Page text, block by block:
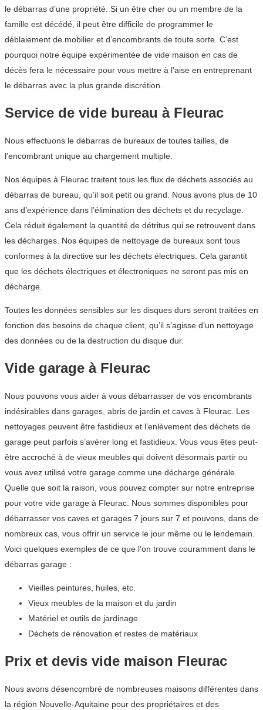
le débarras d’une propriété. Si un être cher ou un membre de la
famille est décédé, il peut être difficile de programmer le
déblaiement de mobilier et d’encombrants de toute sorte. C’est
pourquoi notre équipe expérimentée de vide maison en cas de
décès fera le nécessaire pour vous mettre à l’aise en entreprenant
le débarras avec la plus grande discrétion.
Service de vide bureau à Fleurac
Nous effectuons le débarras de bureaux de toutes tailles, de
l’encombrant unique au chargement multiple.
Nos équipes à Fleurac traitent tous les flux de déchets associés au
débarras de bureau, qu’il soit petit ou grand. Nous avons plus de 10
ans d’expérience dans l’élimination des déchets et du recyclage.
Cela réduit également la quantité de détritus qui se retrouvent dans
les décharges. Nos équipes de nettoyage de bureaux sont tous
conformes à la directive sur les déchets électriques. Cela garantit
que les déchets électriques et électroniques ne seront pas mis en
décharge.
Toutes les données sensibles sur les disques durs seront traitées en
fonction des besoins de chaque client, qu’il s’agisse d’un nettoyage
des données ou de la destruction du disque dur.
Vide garage à Fleurac
Nous pouvons vous aider à vous débarrasser de vos encombrants
indésirables dans garages, abris de jardin et caves à Fleurac. Les
nettoyages peuvent être fastidieux et l’enlèvement des déchets de
garage peut parfois s’avérer long et fastidieux. Vous vous êtes peut-
être accroché à de vieux meubles qui doivent désormais partir ou
vous avez utilisé votre garage comme une décharge générale.
Quelle que soit la raison, vous pouvez compter sur notre entreprise
pour votre vide garage à Fleurac. Nous sommes disponibles pour
débarrasser vos caves et garages 7 jours sur 7 et pouvons, dans de
nombreux cas, vous offrir un service le jour même ou le lendemain.
Voici quelques exemples de ce que l’on trouve couramment dans le
débarras garage :
Vieilles peintures, huiles, etc.
Vieux meubles de la maison et du jardin
Matériel et outils de jardinage
Déchets de rénovation et restes de matériaux
Prix et devis vide maison Fleurac
Nous avons désencombré de nombreuses maisons différentes dans
la région Nouvelle-Aquitaine pour des propriétaires et des